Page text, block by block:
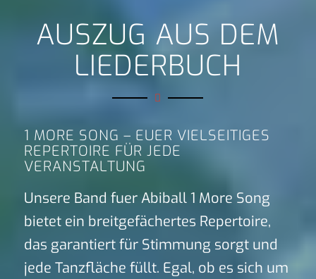
AUSZUG AUS DEM
LIEDERBUCH
1 MORE SONG – EUER VIELSEITIGES
REPERTOIRE FÜR JEDE
VERANSTALTUNG
Unsere Band fuer Abiball 1 More Song
bietet ein breitgefächertes Repertoire,
das garantiert für Stimmung sorgt und
jede Tanzfläche füllt. Egal, ob es sich um